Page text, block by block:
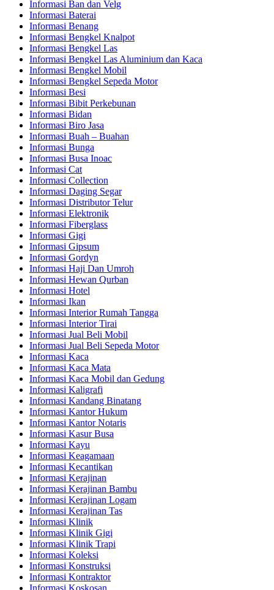
Informasi Ban dan Velg
Informasi Baterai
Informasi Benang
Informasi Bengkel Knalpot
Informasi Bengkel Las
Informasi Bengkel Las Aluminium dan Kaca
Informasi Bengkel Mobil
Informasi Bengkel Sepeda Motor
Informasi Besi
Informasi Bibit Perkebunan
Informasi Bidan
Informasi Biro Jasa
Informasi Buah – Buahan
Informasi Bunga
Informasi Busa Inoac
Informasi Cat
Informasi Collection
Informasi Daging Segar
Informasi Distributor Telur
Informasi Elektronik
Informasi Fiberglass
Informasi Gigi
Informasi Gipsum
Informasi Gordyn
Informasi Haji Dan Umroh
Informasi Hewan Qurban
Informasi Hotel
Informasi Ikan
Informasi Interior Rumah Tangga
Informasi Interior Tirai
Informasi Jual Beli Mobil
Informasi Jual Beli Sepeda Motor
Informasi Kaca
Informasi Kaca Mata
Informasi Kaca Mobil dan Gedung
Informasi Kaligrafi
Informasi Kandang Binatang
Informasi Kantor Hukum
Informasi Kantor Notaris
Informasi Kasur Busa
Informasi Kayu
Informasi Keagamaan
Informasi Kecantikan
Informasi Kerajinan
Informasi Kerajinan Bambu
Informasi Kerajinan Logam
Informasi Kerajinan Tas
Informasi Klinik
Informasi Klinik Gigi
Informasi Klinik Trapi
Informasi Koleksi
Informasi Konstruksi
Informasi Kontraktor